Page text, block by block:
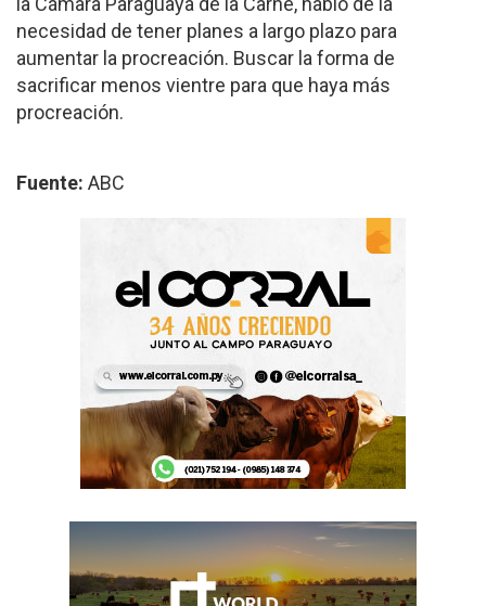
necesidad de tener planes a largo plazo para
aumentar la procreación. Buscar la forma de
sacrificar menos vientre para que haya más
procreación.
Fuente: ABC